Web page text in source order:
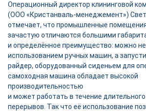
Операционный директор клининговой
(ООО «Кристанваль-менеджемент»)
отмечает, что промышленные
зачастую отличаются большими
и определённое преимущество: можно
использованием ручных машин, а
райдер, оборудованный сиденьем для
самоходная машина обладает высокой
производительностью
и может работать в течение
перерывов. Так что её использование